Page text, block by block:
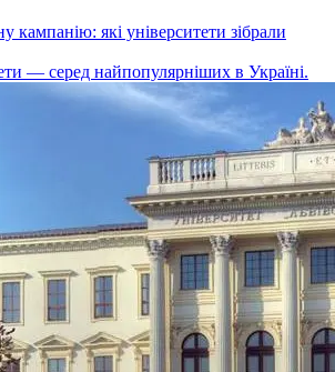
кампанію: які університети зібрали
— серед найпопулярніших в Україні.